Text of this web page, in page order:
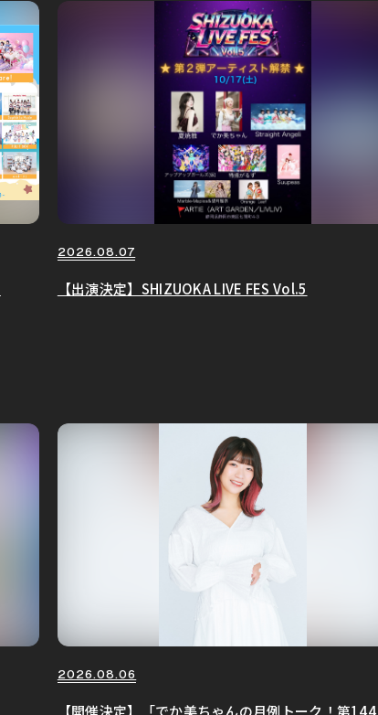
2026.08.07
【出演決定】SHIZUOKA LIVE FES Vol.5
2026.08.06
【開催決定】「でか美ちゃんの月例トーク！第144